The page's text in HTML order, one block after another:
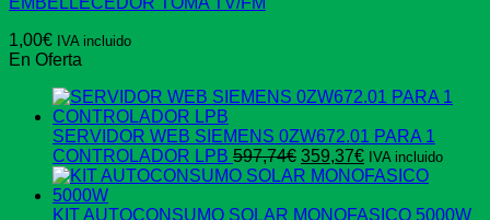
1,00€ IVA incluido
En Oferta
SERVIDOR WEB SIEMENS 0ZW672.01 PARA 1
CONTROLADOR LPB 597,74€ El
precio
era:
359,37€El
precio
es:
IVA incluido
KIT AUTOCONSUMO SOLAR MONOFASICO 5000W